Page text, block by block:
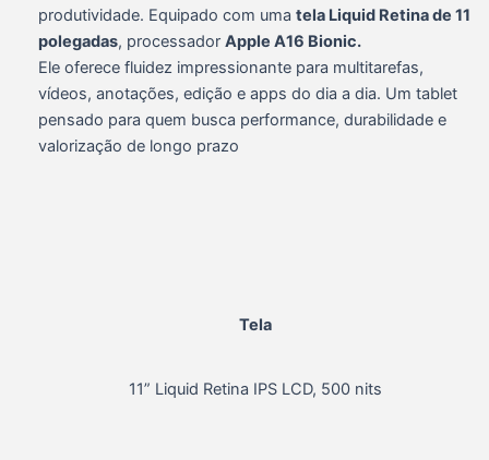
produtividade. Equipado com uma tela Liquid Retina de 11
polegadas, processador Apple A16 Bionic.
Ele oferece fluidez impressionante para multitarefas,
vídeos, anotações, edição e apps do dia a dia. Um tablet
pensado para quem busca performance, durabilidade e
valorização de longo prazo
Tela
11” Liquid Retina IPS LCD, 500 nits